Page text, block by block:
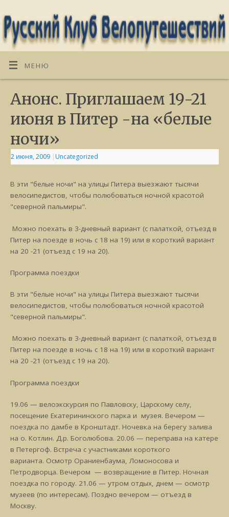
МЕНЮ
Анонс. Приглашаем 19-21
июня в Питер -на «белые
ночи»
2 июня, 2009 | Uncategorized
В эти "белые ночи" на улицы Питера выезжают тысячи
велосипедистов, чтобы полюбоваться ночной красотой
"северной пальмиры".
Можно поехать в 3-дневный вариант (с палаткой, отъезд в
Питер на поезде в ночь с 18 на 19) или в короткий вариант
на 20 -21 (отъезд с 19 на 20).
Программа поездки
В эти "белые ночи" на улицы Питера выезжают тысячи
велосипедистов, чтобы полюбоваться ночной красотой
"северной пальмиры".
Можно поехать в 3-дневный вариант (с палаткой, отъезд в
Питер на поезде в ночь с 18 на 19) или в короткий вариант
на 20 -21 (отъезд с 19 на 20).
Программа поездки
19.06 — велоэкскурсия по Павловску, Царскому селу,
посещение Екатерининского парка и музея. Вечером —
поездка по дамбе в Кронштадт. Ночевка на берегу залива
на о. Котлин. Д.р. Боголюбова. 20.06 — переправа на катере
в Петергоф. Встреча с участниками короткого
варианта. Осмотр Ораниенбаума, Ломоносова и
Петродворца. Вечером — возвращение в Питер. Ночная
поездка по городу. 21.06 — утром отдых, днем — осмотр
музеев (по интересам). Поздно вечером — отъезд в
Москву.